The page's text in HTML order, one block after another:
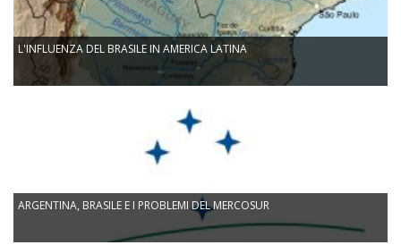
L'INFLUENZA DEL BRASILE IN AMERICA LATINA
ARGENTINA, BRASILE E I PROBLEMI DEL MERCOSUR